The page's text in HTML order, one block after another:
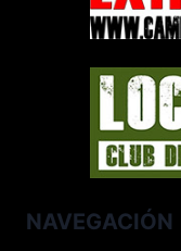
NAVEGACIÓN